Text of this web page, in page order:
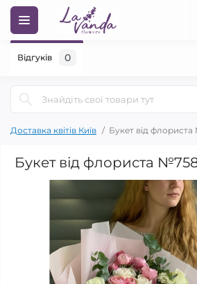
Доставка квітів Київ Букет від
Букет від флориста
Відгуків 0